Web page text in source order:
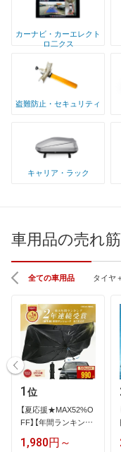
カーナビ・カーエレクト
ロ二クス
盗難防止・セキュリティ
キャリア・ラック
車用品の売れ
全ての車用品 タイヤ
1 位
【​夏​応​援​★​M​A​X​5​2​%​O​
F​F​】​【​年​間​ラ​ン​キ​ン​グ​
1,980円～